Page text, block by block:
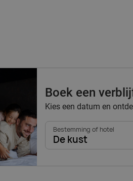
Boek een
Kies een datum en
Bestemming of hotel
De kust